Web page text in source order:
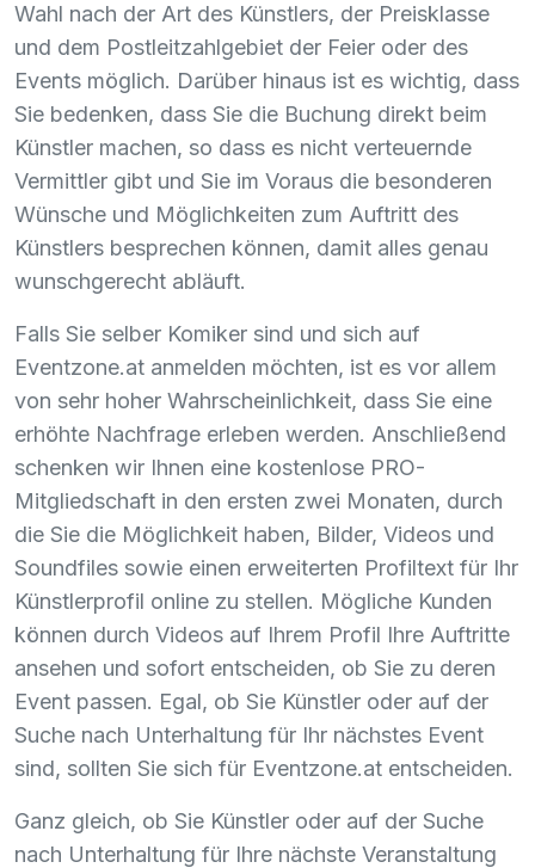
Wahl nach der Art des Künstlers, der Preisklasse
und dem Postleitzahlgebiet der Feier oder des
Events möglich. Darüber hinaus ist es wichtig, dass
Sie bedenken, dass Sie die Buchung direkt beim
Künstler machen, so dass es nicht verteuernde
Vermittler gibt und Sie im Voraus die besonderen
Wünsche und Möglichkeiten zum Auftritt des
Künstlers besprechen können, damit alles genau
wunschgerecht abläuft.
Falls Sie selber Komiker sind und sich auf
Eventzone.at anmelden möchten, ist es vor allem
von sehr hoher Wahrscheinlichkeit, dass Sie eine
erhöhte Nachfrage erleben werden. Anschließend
schenken wir Ihnen eine kostenlose PRO-
Mitgliedschaft in den ersten zwei Monaten, durch
die Sie die Möglichkeit haben, Bilder, Videos und
Soundfiles sowie einen erweiterten Profiltext für Ihr
Künstlerprofil online zu stellen. Mögliche Kunden
können durch Videos auf Ihrem Profil Ihre Auftritte
ansehen und sofort entscheiden, ob Sie zu deren
Event passen. Egal, ob Sie Künstler oder auf der
Suche nach Unterhaltung für Ihr nächstes Event
sind, sollten Sie sich für Eventzone.at entscheiden.
Ganz gleich, ob Sie Künstler oder auf der Suche
nach Unterhaltung für Ihre nächste Veranstaltung